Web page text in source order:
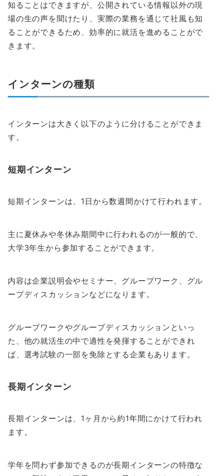
知ることはできますが、公開されている情報以外の現
場の生の声を聞けたり、実際の業務を通じて社風も知
ることができるため、効率的に就活を進めることがで
きます。
インターンの種類
インターンは大きく以下のように分けることができま
す。
短期インターン
短期インターンは、1日から数週間かけて行われます。
主に夏休みや冬休み期間中に行われるのが一般的で、
大学3年生から参加することができます。
内容は企業説明会やセミナー、グループワーク、グル
ープディスカッションなどになります。
グループワークやグループディスカッションといっ
た、他の就活生の中で適性を発揮することができれ
ば、選考試験の一部を免除とする企業もあります。
長期インターン
長期インターンは、1ヶ月から約1年間にかけて行われ
ます。
学年を問わず参加できるのが長期インターンの特徴な